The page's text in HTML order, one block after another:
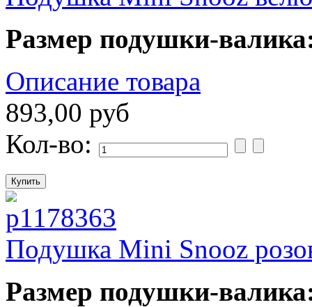
Размер подушки-
Описание товара
893,00 руб
Кол-во:
Подушка Mini Snooz
Размер подушки-